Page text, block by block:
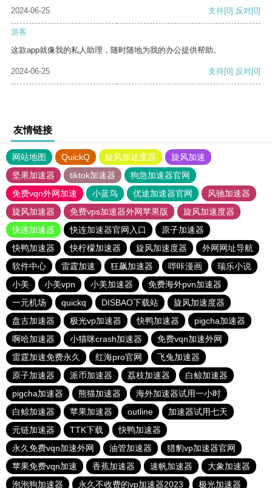
2024-06-25
支持[0] 反对[0]
游客
这款app就像我的私人助理，随时随地为我的办公提供帮助。
2024-06-25 支持[0] 反对[0]
友情链接
网站地图 QuickQ 旋风加速度器
旋风加速
坚果加速器
tiktok加速器
狗急加速器官网
免费vqn外网加速
小蓝鸟 优途加速器官网
风驰加速器
旋风加速器
免费vps加速器外网苹果版
旋风加速度器
快连加速器
快连加速器官网入口
原子加速器
快鸭加速器
快柠檬加速器 旋风加速度器
外网网址导航
软件中心
雷霆加速 狂飙加速器 哔咔漫画
瑞乐小说
小美
小美vpn 小美加速器
免费海外pvn加速器
一元机场
quickq DISBAO下载站
旋风加速度器
盘古加速器
极光vp加速器 快鸭加速器
pigcha加速器
啊哈加速器
小猫咪crash加速器
免费vqn加速外网
雷霆加速免费永久
红海pro官网
飞兔加速器
原子加速器
派币加速器 荔枝加速器
白鲸加速器
pigcha加速器
熊猫加速器
海外加速器试用一小时
白鲸加速器
苹果加速器 outline
加速器试用七天
元链加速器
TTK下载
快鸭加速器
永久免费vqn加速外网
油管加速器
猎豹vp加速器官网
苹果免费vqn加速
香蕉加速器 速帆加速器
大象加速器
泡泡狗加速器
永久不收费的vp加速器2023 极光加速器